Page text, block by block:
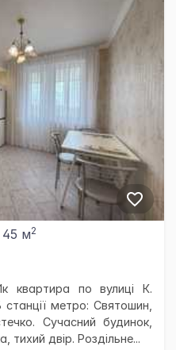
45 м2
квартира по вулиці К.
метро: Святошин,
Сучасний будинок,
тихий двір. Роздільне...